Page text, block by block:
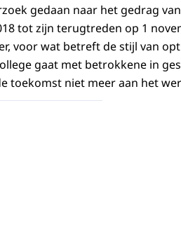
gedaan naar het gedrag
tot zijn terugtreden op 1
voor wat betreft de stijl van
gaat met betrokkene in
toekomst niet meer aan het